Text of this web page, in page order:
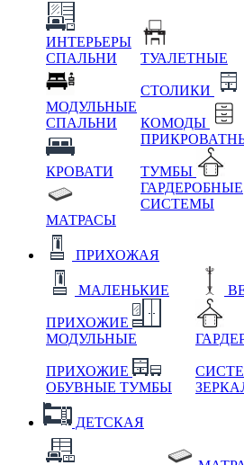
ИНТЕРЬЕРЫ
СПАЛЬНИ
МОДУЛЬНЫЕ
СПАЛЬНИ
КРОВАТИ
МАТРАСЫ
ТУАЛЕТНЫЕ
СТОЛИКИ
КОМОДЫ
ТУМБЫ
ГАРДЕРОБНЫЕ
СИСТЕМЫ
ПРИХОЖАЯ
МАЛЕНЬКИЕ
ПРИХОЖИЕ
МОДУЛЬНЫЕ
ПРИХОЖИЕ
ОБУВНЫЕ ТУМБЫ
ДЕТСКАЯ